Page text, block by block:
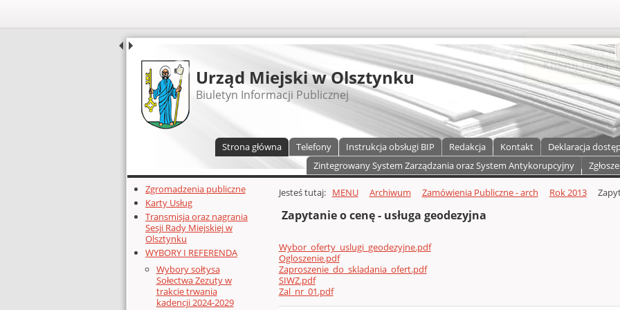
UDOSTĘPNIJ
Urząd Miejski w Olsztynku
Biuletyn Informacji Publicznej
Strona główna Telefony Instrukcja obsługi BIP Redakcja Kontakt Deklaracja
Zintegrowany System Zarządzania oraz System Antykorupcyjny
Dodatkowe zasoby (lewa kolumna)
Zgromadzenia publiczne
Karty Usług
Transmisja oraz nagrania
Sesji Rady Miejskiej w
Olsztynku
WYBORY I REFERENDA
Wybory sołtysa
Sołectwa Zezuty w
trakcie trwania
kadencji 2024-2029
Głównej zawartości
Jesteś tutaj: MENU Archiwum Zamówienia Publiczne - arch Rok 2013
Zapytanie o cenę - usługa geodezyjna
Wybor_oferty_uslugi_geodezyjne.pdf
Ogloszenie.pdf
Zaproszenie_do_skladania_ofert.pdf
SIWZ.pdf
Zal_nr_01.pdf